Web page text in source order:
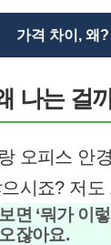
가격 차이, 왜?
나는 걸
오피스 안
시죠? 저도
면 ‘뭐가 이
잖아요.